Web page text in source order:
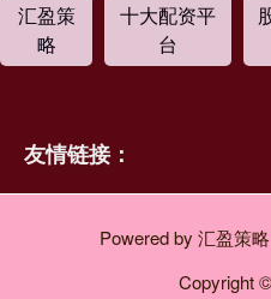
汇盈策
略
十大配资平
台
友情链接：
Powered by 汇盈策略
Copyright